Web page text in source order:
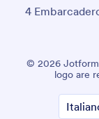
4
© 2026
logo are